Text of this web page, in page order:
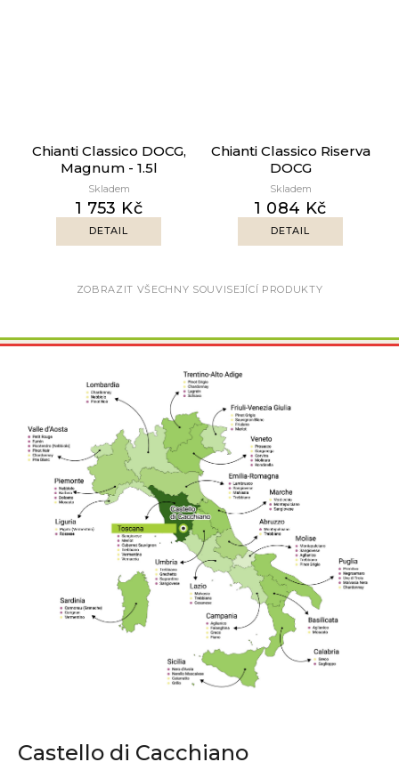
Chianti Classico DOCG,
Magnum - 1.5l
Skladem
1 753 Kč
DETAIL
Chianti Classico Riserva
DOCG
Skladem
1 084 Kč
DETAIL
ZOBRAZIT VŠECHNY SOUVISEJÍCÍ PRODUKTY
Castello di Cacchiano